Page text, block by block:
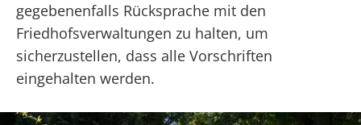
gegebenenfalls Rücksprache mit den
Friedhofsverwaltungen zu halten, um
sicherzustellen, dass alle Vorschriften
eingehalten werden.